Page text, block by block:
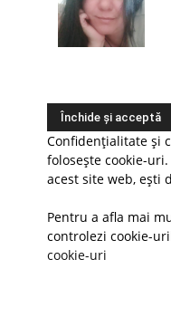
Confidențialitate și
folosește cookie-
acest site web, ești
Pentru a afla mai
controlezi cookie-
cookie-uri